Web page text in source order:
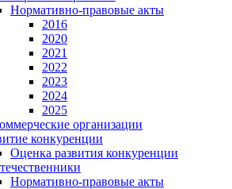
Нормативно-правовые акты
2016
2020
2021
2022
2023
2024
2025
организации
конкуренции
Оценка развития конкуренции
Нормативно-правовые акты